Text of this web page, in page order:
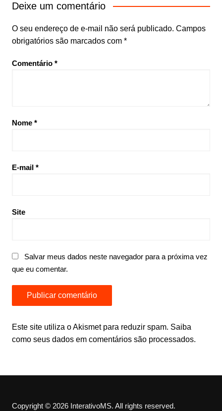
Deixe um comentário
O seu endereço de e-mail não será publicado. Campos
obrigatórios são marcados com *
Comentário *
Nome *
E-mail *
Site
Salvar meus dados neste navegador para a próxima vez
que eu comentar.
Este site utiliza o Akismet para reduzir spam. Saiba
como seus dados em comentários são processados.
Copyright © 2026 InterativoMS. All rights reserved.